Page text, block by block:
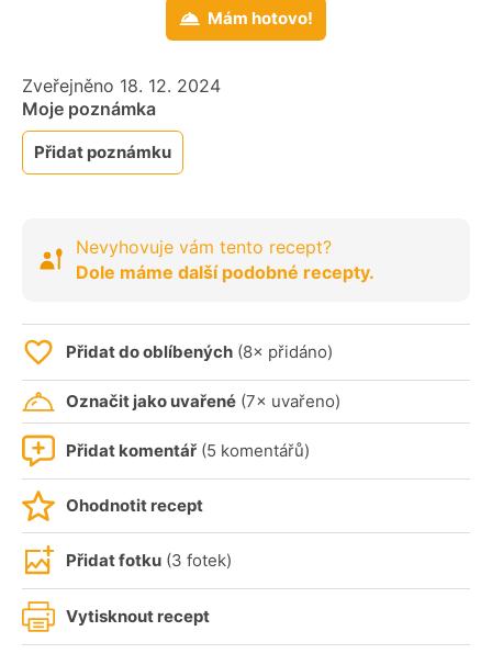
Mám hotovo!
Zveřejněno 18. 12. 2024
Moje poznámka
Přidat poznámku
Nevyhovuje vám tento recept?
Dole máme další podobné recepty.
Přidat do oblíbených (8× přidáno)
Označit jako uvařené (7× uvařeno)
Přidat komentář (5 komentářů)
Ohodnotit recept
Přidat fotku (3 fotek)
Vytisknout recept